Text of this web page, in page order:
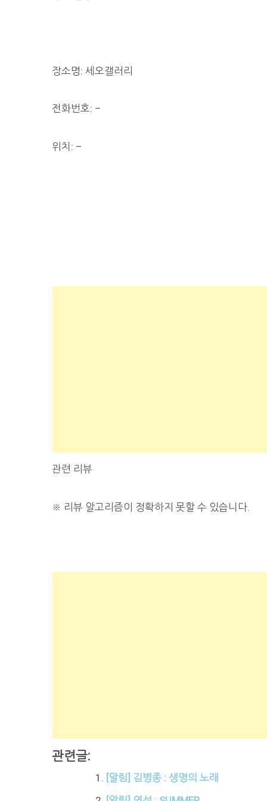
장소명: 세오갤러리
전화번호: –
위치: –
관련 리뷰
※ 리뷰 알고리즘이 정확하지 못할 수 있습니다.
관련글:
[알림] 김병종 : 생명의 노래